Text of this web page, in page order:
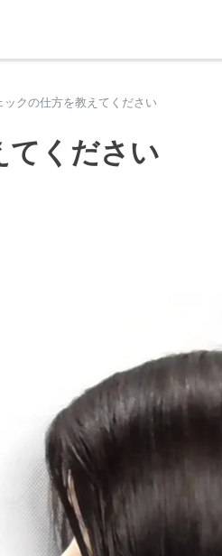
合サイト
ックの仕方を教えてください
てください